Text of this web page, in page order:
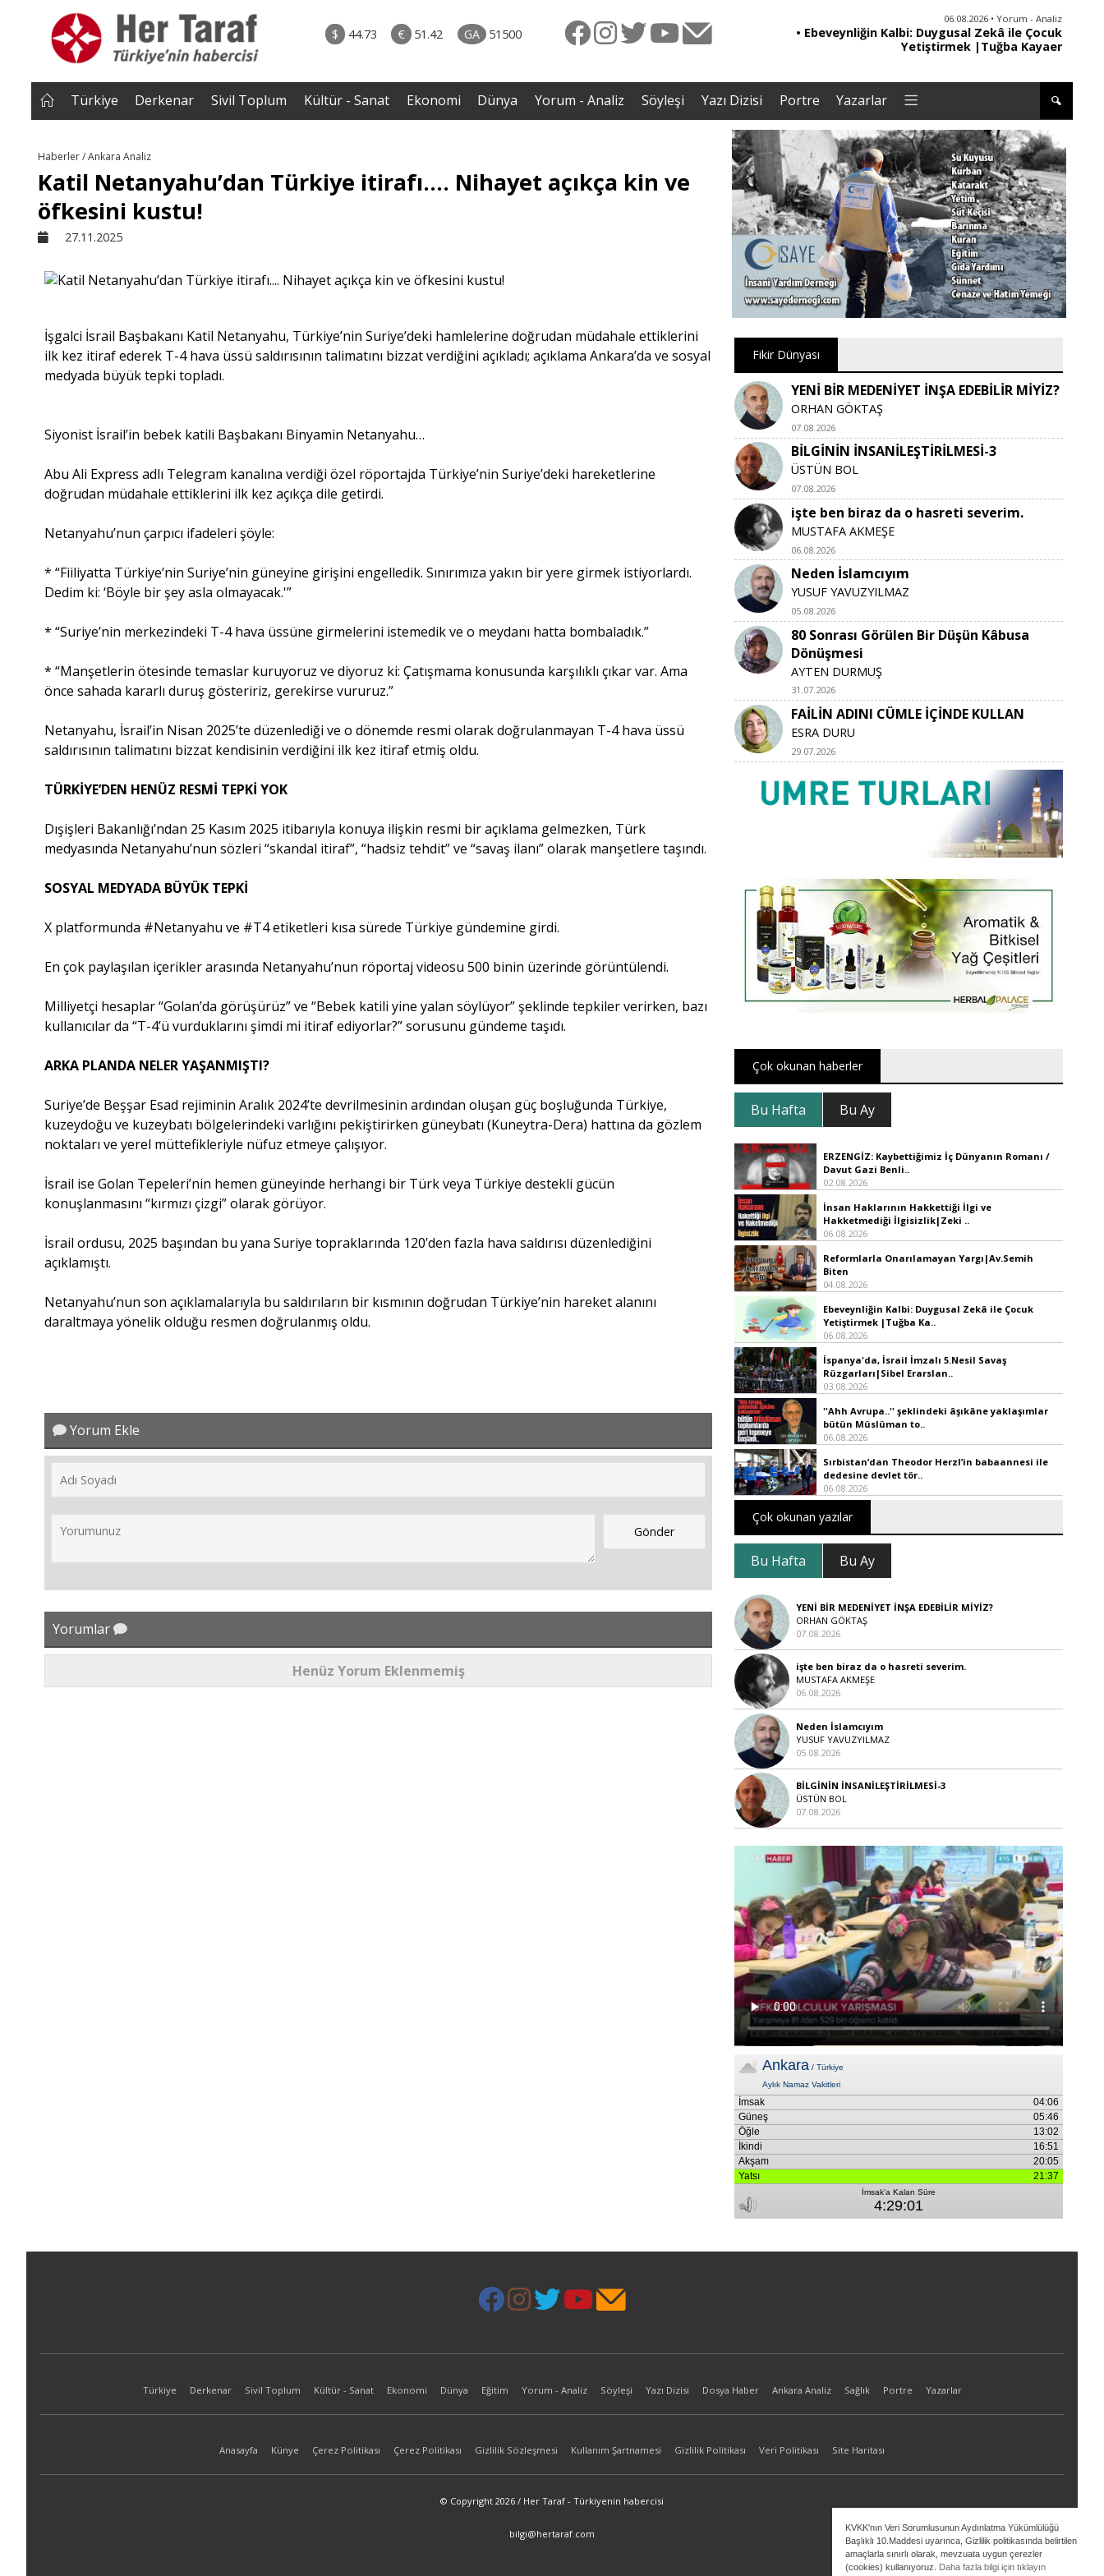
KVKK'nın Veri Sorumlusunun Aydınlatma Yükümlülüğü
Başlıklı 10.Maddesi uyarınca, Gizlilik politikasında belirtilen
amaçlarla sınırlı olarak, mevzuata uygun çerezler
(cookies) kullanıyoruz. Daha fazla bilgi için tıklayın
$ 44.73 € 51.42 GA 51500
• Türkiye, Pakistan ve Suudi Arabistan imzayı attı!
Mekke Anlaşması yürürlüğe girdi
• Gannuşi'nin serbest bırakılması için çağrı
06.08.2026 • Yorum - Analiz
• Ebeveynliğin Kalbi: Duygusal Zekâ ile Çocuk
Yetiştirmek |Tuğba Kayaer
Türkiye Derkenar Sivil Toplum Kültür - Sanat Ekonomi Dünya Yorum - Analiz Söyleşi Yazı Dizisi Portre Yazarlar
Haberler / Ankara Analiz
Katil Netanyahu’dan Türkiye itirafı.... Nihayet açıkça kin ve
öfkesini kustu!
27.11.2025
İşgalci İsrail Başbakanı Katil Netanyahu, Türkiye’nin Suriye’deki hamlelerine doğrudan müdahale ettiklerini
ilk kez itiraf ederek T-4 hava üssü saldırısının talimatını bizzat verdiğini açıkladı; açıklama Ankara’da ve sosyal
medyada büyük tepki topladı.
Siyonist İsrail’in bebek katili Başbakanı Binyamin Netanyahu…
Abu Ali Express adlı Telegram kanalına verdiği özel röportajda Türkiye’nin Suriye’deki hareketlerine
doğrudan müdahale ettiklerini ilk kez açıkça dile getirdi.
Netanyahu’nun çarpıcı ifadeleri şöyle:
* “Fiiliyatta Türkiye’nin Suriye’nin güneyine girişini engelledik. Sınırımıza yakın bir yere girmek istiyorlardı.
Dedim ki: ‘Böyle bir şey asla olmayacak.'”
* “Suriye’nin merkezindeki T-4 hava üssüne girmelerini istemedik ve o meydanı hatta bombaladık.”
* “Manşetlerin ötesinde temaslar kuruyoruz ve diyoruz ki: Çatışmama konusunda karşılıklı çıkar var. Ama
önce sahada kararlı duruş gösteririz, gerekirse vururuz.”
Netanyahu, İsrail’in Nisan 2025’te düzenlediği ve o dönemde resmi olarak doğrulanmayan T-4 hava üssü
saldırısının talimatını bizzat kendisinin verdiğini ilk kez itiraf etmiş oldu.
TÜRKİYE’DEN HENÜZ RESMİ TEPKİ YOK
Dışişleri Bakanlığı’ndan 25 Kasım 2025 itibarıyla konuya ilişkin resmi bir açıklama gelmezken, Türk
medyasında Netanyahu’nun sözleri “skandal itiraf”, “hadsiz tehdit” ve “savaş ilanı” olarak manşetlere taşındı.
SOSYAL MEDYADA BÜYÜK TEPKİ
X platformunda #Netanyahu ve #T4 etiketleri kısa sürede Türkiye gündemine girdi.
En çok paylaşılan içerikler arasında Netanyahu’nun röportaj videosu 500 binin üzerinde görüntülendi.
Milliyetçi hesaplar “Golan’da görüşürüz” ve “Bebek katili yine yalan söylüyor” şeklinde tepkiler verirken, bazı
kullanıcılar da “T-4’ü vurduklarını şimdi mi itiraf ediyorlar?” sorusunu gündeme taşıdı.
ARKA PLANDA NELER YAŞANMIŞTI?
Suriye’de Beşşar Esad rejiminin Aralık 2024’te devrilmesinin ardından oluşan güç boşluğunda Türkiye,
kuzeydoğu ve kuzeybatı bölgelerindeki varlığını pekiştirirken güneybatı (Kuneytra-Dera) hattına da gözlem
noktaları ve yerel müttefikleriyle nüfuz etmeye çalışıyor.
İsrail ise Golan Tepeleri’nin hemen güneyinde herhangi bir Türk veya Türkiye destekli gücün
konuşlanmasını “kırmızı çizgi” olarak görüyor.
İsrail ordusu, 2025 başından bu yana Suriye topraklarında 120’den fazla hava saldırısı düzenlediğini
açıklamıştı.
Netanyahu’nun son açıklamalarıyla bu saldırıların bir kısmının doğrudan Türkiye’nin hareket alanını
daraltmaya yönelik olduğu resmen doğrulanmış oldu.
Yorum Ekle
Yorumlar
Henüz Yorum Eklenmemiş
Fikir Dünyası
YENİ BİR MEDENİYET İNŞA EDEBİLİR MİYİZ?
ORHAN GÖKTAŞ
07.08.2026
BİLGİNİN İNSANİLEŞTİRİLMESİ-3
ÜSTÜN BOL
07.08.2026
işte ben biraz da o hasreti severim.
MUSTAFA AKMEŞE
06.08.2026
Neden İslamcıyım
YUSUF YAVUZYILMAZ
05.08.2026
80 Sonrası Görülen Bir Düşün Kâbusa
Dönüşmesi
AYTEN DURMUŞ
31.07.2026
FAİLİN ADINI CÜMLE İÇİNDE KULLAN
ESRA DURU
29.07.2026
Çok okunan haberler
Bu Hafta Bu Ay
ERZENGİZ: Kaybettiğimiz İç Dünyanın Romanı /
Davut Gazi Benli..
02.08.2026
İnsan Haklarının Hakkettiği İlgi ve
Hakketmediği İlgisizlik|Zeki ..
06.08.2026
Reformlarla Onarılamayan Yargı|Av.Semih
Biten
04.08.2026
Ebeveynliğin Kalbi: Duygusal Zekâ ile Çocuk
Yetiştirmek |Tuğba Ka..
06.08.2026
İspanya'da, İsrail İmzalı 5.Nesil Savaş
Rüzgarları|Sibel Erarslan..
03.08.2026
''Ahh Avrupa..'' şeklindeki âşıkâne yaklaşımlar
bütün Müslüman to..
06.08.2026
Sırbistan’dan Theodor Herzl’in babaannesi ile
dedesine devlet tör..
06.08.2026
Çok okunan yazılar
Bu Hafta Bu Ay
YENİ BİR MEDENİYET İNŞA EDEBİLİR MİYİZ?
ORHAN GÖKTAŞ
07.08.2026
işte ben biraz da o hasreti severim.
MUSTAFA AKMEŞE
06.08.2026
Neden İslamcıyım
YUSUF YAVUZYILMAZ
05.08.2026
BİLGİNİN İNSANİLEŞTİRİLMESİ-3
ÜSTÜN BOL
07.08.2026
Türkiye Derkenar Sivil Toplum Kültür - Sanat Ekonomi Dünya Eğitim Yorum - Analiz Söyleşi Yazı Dizisi Dosya Haber Ankara Analiz Sağlık Portre Yazarlar
Anasayfa Künye Çerez Politikası Çerez Politikası Gizlilik Sözleşmesi Kullanım Şartnamesi Gizlilik Politikası Veri Politikası Site Haritası
© Copyright 2026 / Her Taraf - Türkiyenin habercisi
bilgi@hertaraf.com